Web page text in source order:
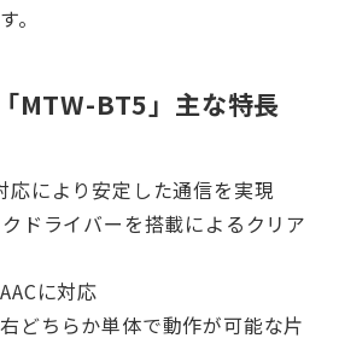
。
BT5」主な特長
により安定した通信を実現
ドライバーを搭載によるクリア
に対応
どちらか単体で動作が可能な片